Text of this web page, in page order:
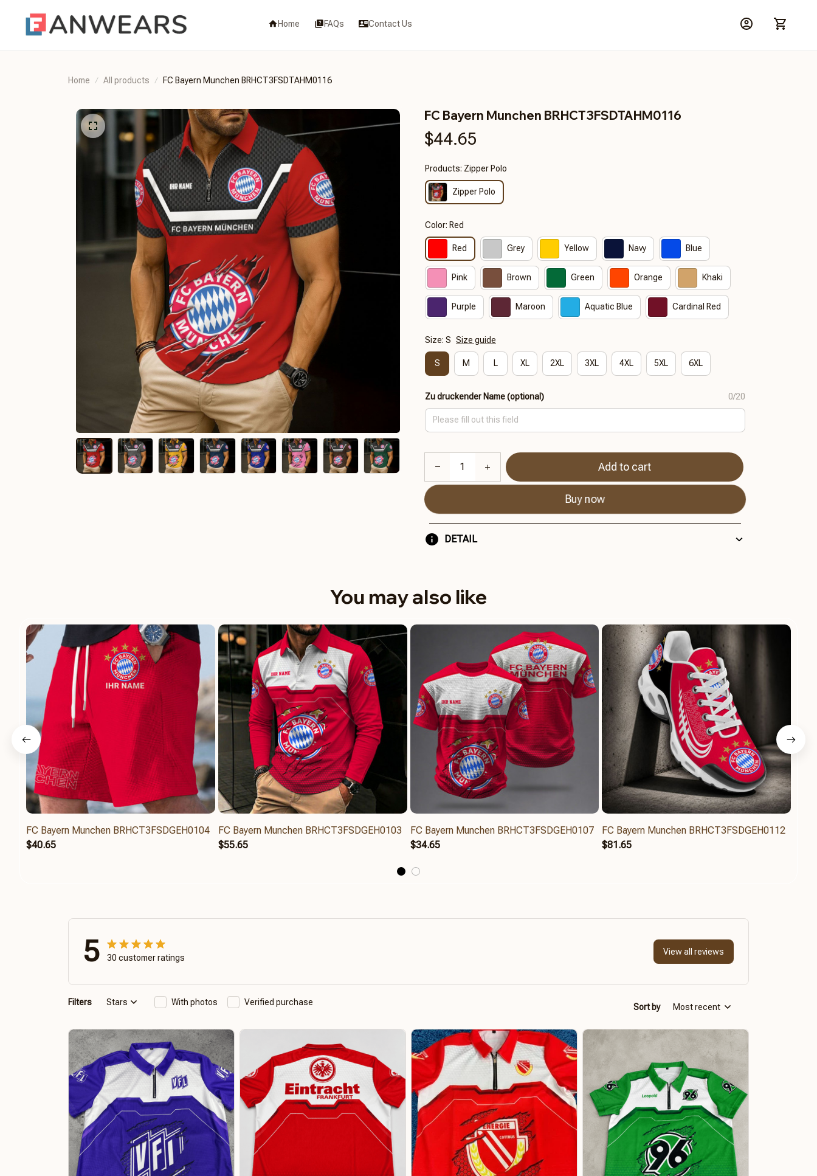
Home FAQs Contact Us
Home All products FC Bayern Munchen BRHCT3FSDTAHM0116
FC Bayern Munchen BRHCT3FSDTAHM0116
$44.65
Products: Zipper Polo
Zipper Polo
Color: Red
Red Grey Yellow Navy Blue
Pink Brown Green Orange Khaki
Purple Maroon Aquatic Blue Cardinal Red
Size: S Size guide
S M L XL 2XL 3XL 4XL 5XL 6XL
Zu druckender Name (optional) 0/20
Add to cart
Buy now
DETAIL
You may also like
FC Bayern Munchen BRHCT3FSDGEH0104
$40.65
FC Bayern Munchen BRHCT3FSDGEH0103
$55.65
FC Bayern Munchen BRHCT3FSDGEH0107
$34.65
FC Bayern Munchen BRHCT3FSDGEH0112
$81.65
5 30 customer ratings
View all reviews
Filters Stars With photos Verified purchase Sort by Most recent